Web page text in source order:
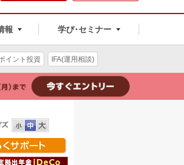
報 学び･セミナー
イント投資 IFA(運用相談)